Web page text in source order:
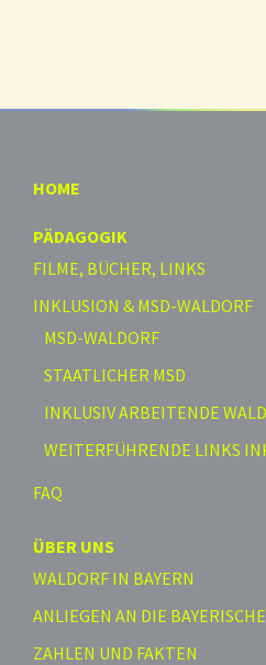
HOME
PÄDAGOGIK
FILME, BÜCHER, LINKS
INKLUSION & MSD-WALDORF
MSD-WALDORF
STAATLICHER MSD
INKLUSIV ARBEITENDE
WEITERFÜHRENDE LINKS
FAQ
ÜBER UNS
WALDORF IN BAYERN
ANLIEGEN AN DIE
ZAHLEN UND FAKTEN